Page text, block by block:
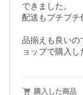
できました。
配送もプチプチ
品揃えも良いの
ョップで購入
購入した商品